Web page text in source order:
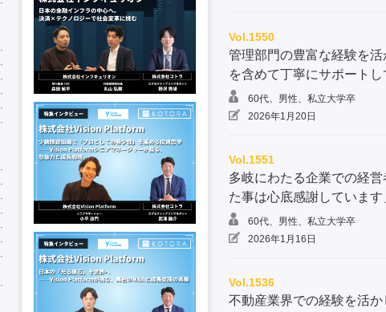
Vol.1550
管理部門の豊富な経験を
を含めて丁寧にサポート
60代、男性、私立大学卒
2026年1月20日
Vol.1551
多岐にわたる企業での経
た事は心底感謝しています
60代、男性、私立大学卒
2026年1月16日
Vol.1536
不動産業界での経験を活